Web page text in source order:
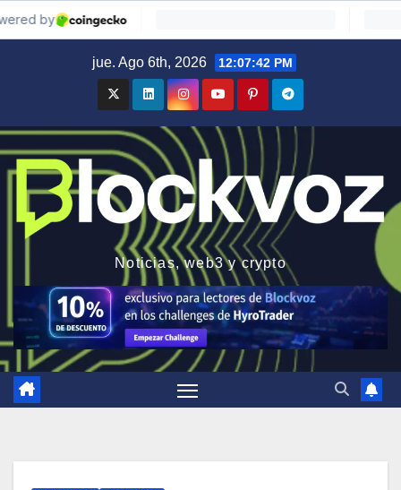
jue. Ago 6th, 2026 12:07:43 PM
Noticias, web3 y crypto